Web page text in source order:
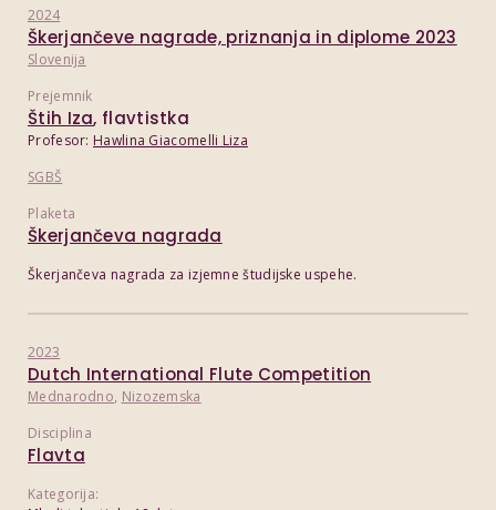
2024
Škerjančeve nagrade, priznanja in diplome 2023
Slovenija
Prejemnik
Štih Iza, flavtistka
Profesor: Hawlina Giacomelli Liza
SGBŠ
Plaketa
Škerjančeva nagrada
Škerjančeva nagrada za izjemne študijske uspehe.
2023
Dutch International Flute Competition
Mednarodno, Nizozemska
Disciplina
Flavta
Kategorija: